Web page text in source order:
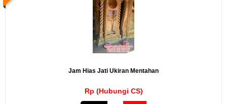
Jam Hias Jati Ukiran Mentahan
Rp (Hubungi CS)